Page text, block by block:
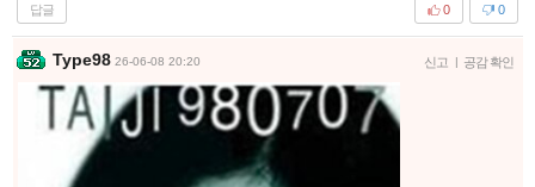
답글 0
0
Type98 26-06-08 20:20 신고 | 공감 확인